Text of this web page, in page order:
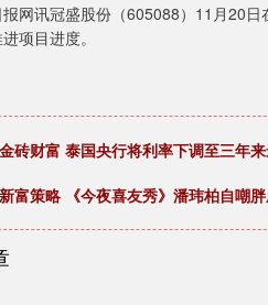
讯冠盛股份（605088）11月20日
项目进度。
金砖财富 泰国央行将利率下调至三年
新富策略 《今夜喜友秀》潘玮柏自嘲